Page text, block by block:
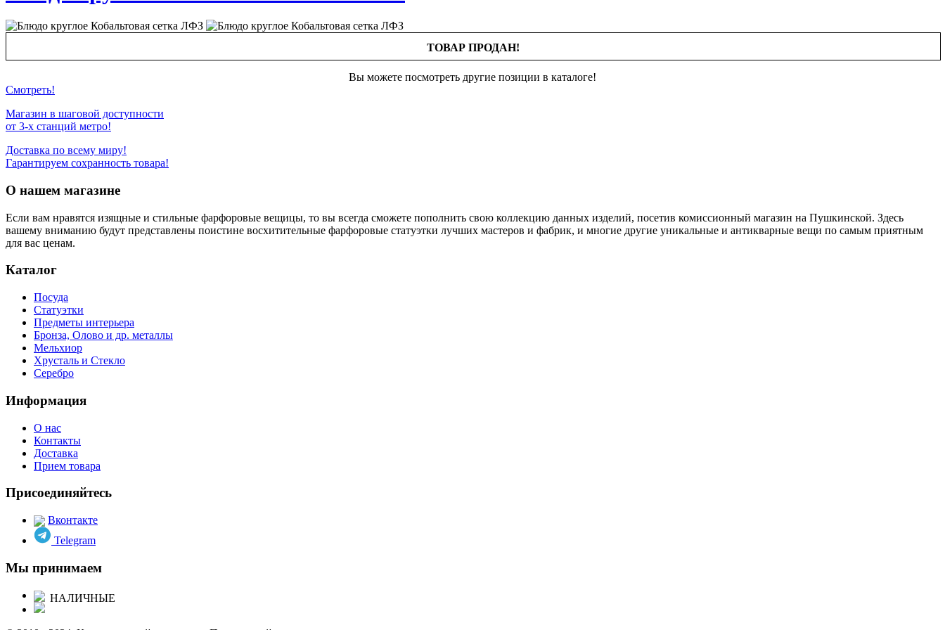
ТОВАР ПРОДАН!
Вы можете посмотреть другие позиции в каталоге!
Смотреть!
Магазин в шаговой доступности
от 3-х станций метро!
Доставка по всему миру!
Гарантируем сохранность товара!
О нашем магазине
Если вам нравятся изящные и стильные фарфоровые вещицы, то вы всегда сможете пополнить свою коллекцию данных изделий, посетив комиссионный магазин на Пушкинской. Здесь
вашему вниманию будут представлены поистине восхитительные фарфоровые статуэтки лучших мастеров и фабрик, и многие другие уникальные и антикварные вещи по самым приятным
для вас ценам.
Каталог
Посуда
Статуэтки
Предметы интерьера
Бронза, Олово и др. металлы
Мельхиор
Хрусталь и Стекло
Серебро
Информация
О нас
Контакты
Доставка
Прием товара
Присоединяйтесь
Вконтакте
Telegram
Мы принимаем
НАЛИЧНЫЕ